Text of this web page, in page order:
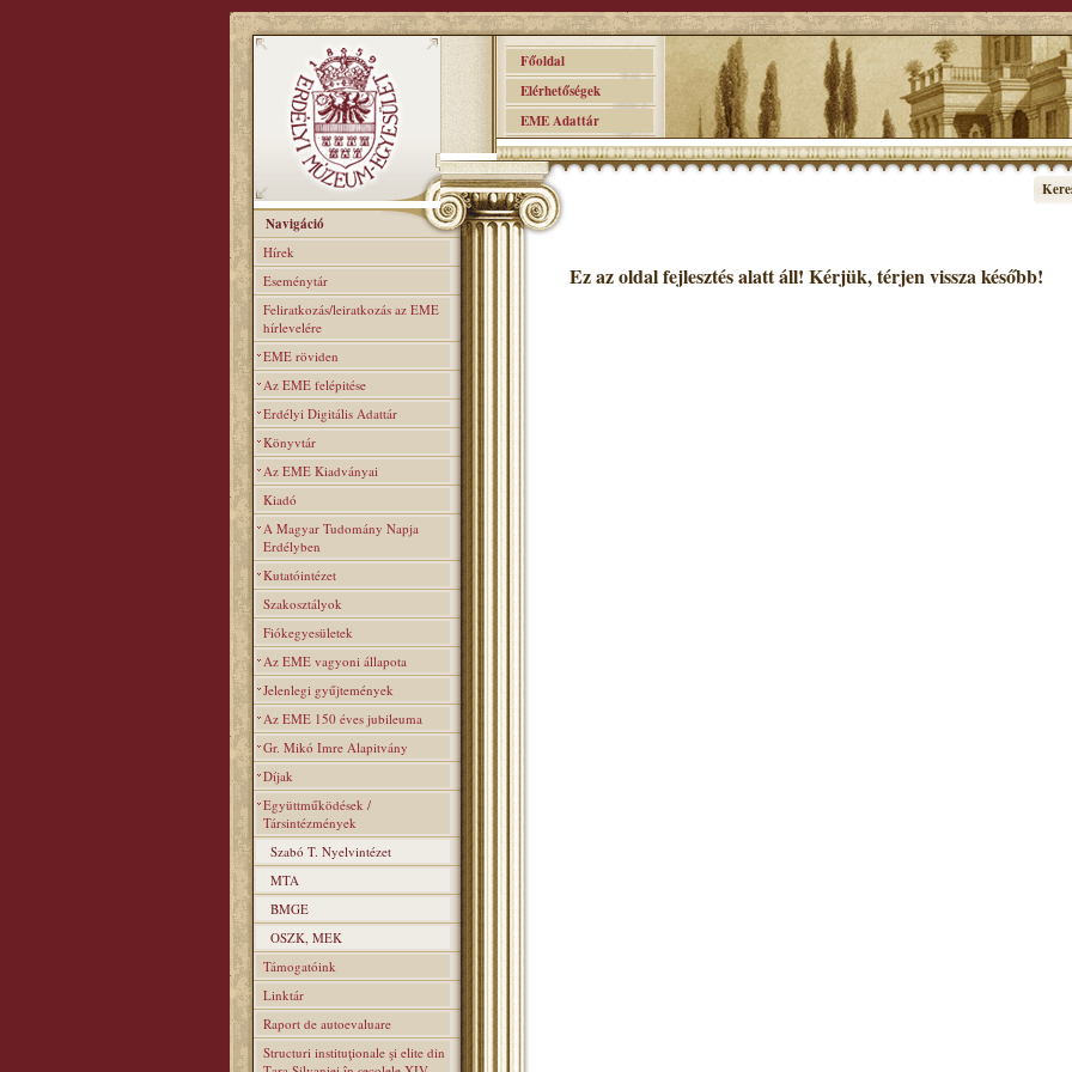
Főoldal
Elérhetőségek
EME Adattár
Navigáció
Hírek
Eseménytár
Feliratkozás/leiratkozás az EME
hírlevelére
EME röviden
Az EME felépitése
Erdélyi Digitális Adattár
Könyvtár
Az EME Kiadványai
Kiadó
A Magyar Tudomány Napja
Erdélyben
Kutatóintézet
Szakosztályok
Fiókegyesületek
Az EME vagyoni állapota
Jelenlegi gyűjtemények
Az EME 150 éves jubileuma
Gr. Mikó Imre Alapitvány
Díjak
Együttműködések /
Társintézmények
Szabó T. Nyelvintézet
MTA
BMGE
OSZK, MEK
Támogatóink
Linktár
Raport de autoevaluare
Structuri instituţionale şi elite din
Ez az oldal fejlesztés alatt áll! Kérjük, térjen vissza később!